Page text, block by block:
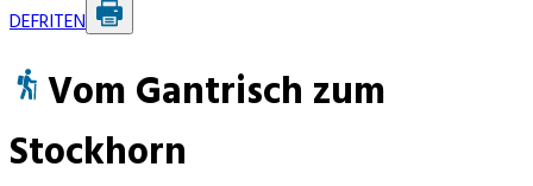
DEFRITEN
Vom Gantrisch zum
Stockhorn